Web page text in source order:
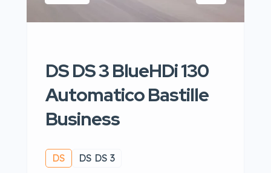
DS DS 3 BlueHDi 130
Automatico Bastille
Business
DS DS DS 3